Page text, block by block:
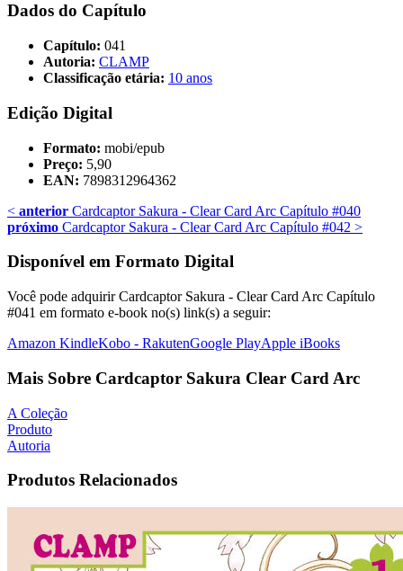
Dados do Capítulo
Capítulo: 041
Autoria: CLAMP
Classificação etária: 10 anos
Edição Digital
Formato: mobi/epub
Preço: 5,90
EAN: 7898312964362
< anterior Cardcaptor Sakura - Clear Card Arc Capítulo #040
próximo Cardcaptor Sakura - Clear Card Arc Capítulo #042 >
Disponível em Formato Digital
Você pode adquirir Cardcaptor Sakura - Clear Card Arc Capítulo
#041 em formato e-book no(s) link(s) a seguir:
Amazon KindleKobo - RakutenGoogle PlayApple iBooks
Mais Sobre Cardcaptor Sakura Clear Card Arc
A Coleção
Produto
Autoria
Produtos Relacionados